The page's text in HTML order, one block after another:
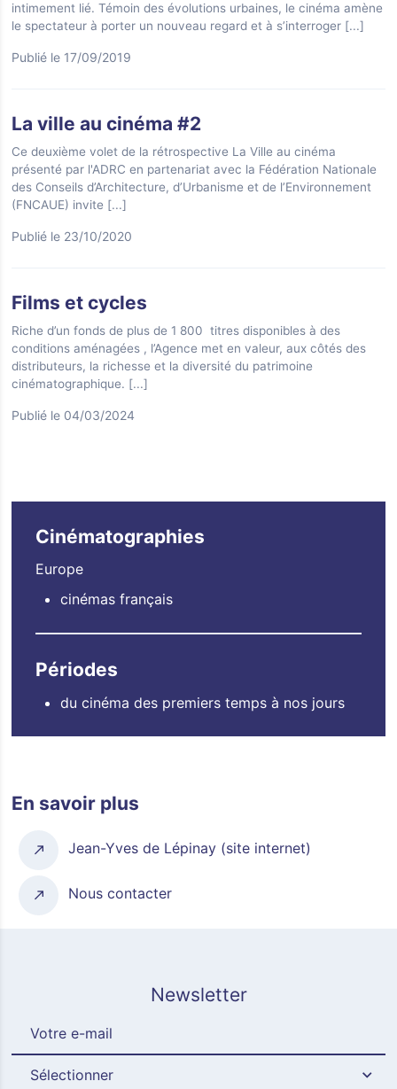
intimement lié. Témoin des évolutions urbaines, le cinéma amène
le spectateur à porter un nouveau regard et à s’interroger [...]
Publié le 17/09/2019
La ville au cinéma #2
Ce deuxième volet de la rétrospective La Ville au cinéma
présenté par l'ADRC en partenariat avec la Fédération Nationale
des Conseils d’Architecture, d’Urbanisme et de l’Environnement
(FNCAUE) invite [...]
Publié le 23/10/2020
Films et cycles
Riche d’un fonds de plus de 1 800 titres disponibles à des
conditions aménagées , l’Agence met en valeur, aux côtés des
distributeurs, la richesse et la diversité du patrimoine
cinématographique. [...]
Publié le 04/03/2024
Cinématographies
Europe
cinémas français
Périodes
du cinéma des premiers temps à nos jours
En savoir plus
Jean-Yves de Lépinay (site internet)
Nous contacter
Newsletter
Sélectionner